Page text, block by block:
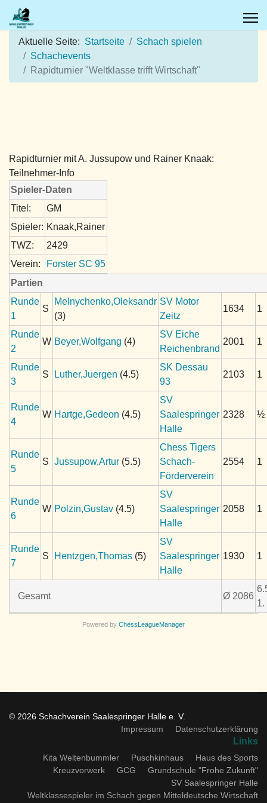
Aktuelle Seite: Startseite
Schach spielen
Schachevents
Rapidturnier "Weltklasse trifft Wirtschaft"
Rapidturnier mit A. Jussupow und Rainer Knaak:
Teilnehmer-Info
Spieler-Daten
Titel:
GM
Spieler: Knaak,Rainer
TWZ:
2429
Verein:
Forster SC 95
Partien
Runde
1
S
Melnychenko,Oleksandr
(3)
SV Motor
Zeitz
1634 1
Runde
2
W Beyer,Wolfgang (4)
SV Eiche
Reichenbrand
2001 1
Runde
3
S Luther,Juergen (4.5)
SK Dessau
93
2103 1
Runde
4
W Hartge,Gedeon (4.5)
SV
Saalespringer
Halle
2328 ½
Runde
5
S Jussupow,Artur(5.5)
Chess Tigers
Schach-
Förderverein
2554 1
Runde
6
W Polzin,Gustav(4.5)
SV
Saalespringer
Halle
2058 1
Runde
7
S Hentzgen,Thomas(5)
SV
Saalespringer
Halle
1930 1
Gesamt Ø 2086
1.
Powered by ChessLeagueManager
© 2026 Schachverein Saalespringer Halle e. V.
Impressum
Datenschutzerklärung
Links
Kita Weltenbummler Puschkinhaus
Haus des Sports
Kreuzvorwerk
GCG
Grundschule "Frohe Zukunft"
SV Saalespringer Halle
Weltklassespieler im Schach gegen Mitteldeutsche Wirtschaft